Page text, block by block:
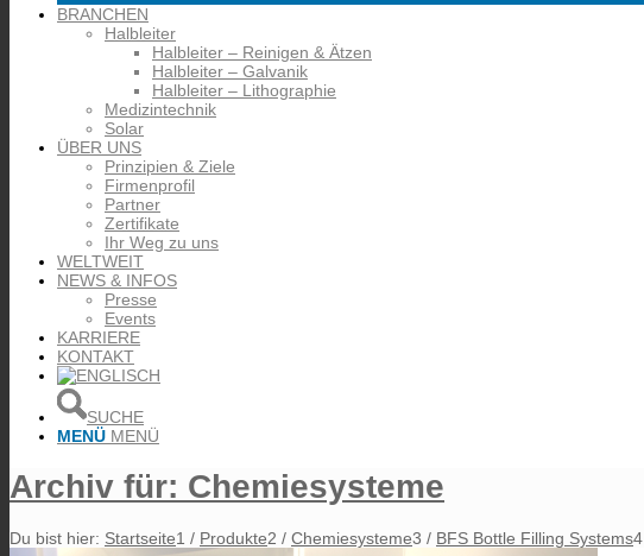
BRANCHEN
Halbleiter
Halbleiter – Reinigen & Ätzen
Halbleiter – Galvanik
Halbleiter – Lithographie
Medizintechnik
Solar
ÜBER UNS
Prinzipien & Ziele
Firmenprofil
Partner
Zertifikate
Ihr Weg zu uns
WELTWEIT
NEWS & INFOS
Presse
Events
KARRIERE
KONTAKT
SUCHE
MENÜ MENÜ
Archiv für: Chemiesysteme
Du bist hier: Startseite1 / Produkte2 / Chemiesysteme3 / BFS Bottle Filling Systems4